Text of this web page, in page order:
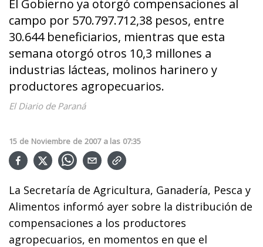
El Gobierno ya otorgó compensaciones al
campo por 570.797.712,38 pesos, entre
30.644 beneficiarios, mientras que esta
semana otorgó otros 10,3 millones a
industrias lácteas, molinos harinero y
productores agropecuarios.
El Diario de Paraná
15 de Noviembre de 2007 a las 07:35
La Secretaría de Agricultura, Ganadería, Pesca y
Alimentos informó ayer sobre la distribución de
compensaciones a los productores
agropecuarios, en momentos en que el